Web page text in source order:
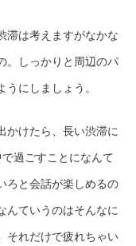
滞は考えますがなかな
。しっかりと周辺のパ
にしましょう。
かけたら、長い渋滞に
過ごすことになんて
ろと会話が楽しめるの
んていうのはそんなに
それだけで疲れちゃい